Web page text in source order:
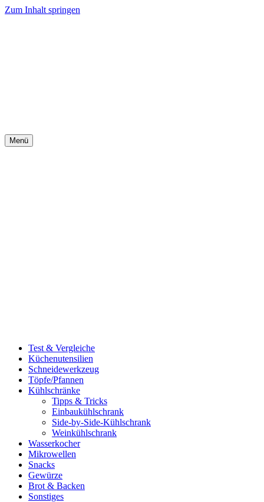
Zum Inhalt springen
Menü
Test & Vergleiche
Küchenutensilien
Schneidewerkzeug
Töpfe/Pfannen
Kühlschränke
Tipps & Tricks
Einbaukühlschrank
Side-by-Side-Kühlschrank
Weinkühlschrank
Wasserkocher
Mikrowellen
Snacks
Gewürze
Brot & Backen
Sonstiges